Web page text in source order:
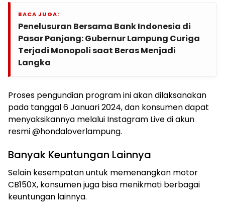
BACA JUGA:
Penelusuran Bersama Bank Indonesia di
Pasar Panjang: Gubernur Lampung Curiga
Terjadi Monopoli saat Beras Menjadi
Langka
Proses pengundian program ini akan dilaksanakan
pada tanggal 6 Januari 2024, dan konsumen dapat
menyaksikannya melalui Instagram Live di akun
resmi @hondaloverlampung.
Banyak Keuntungan Lainnya
Selain kesempatan untuk memenangkan motor
CB150X, konsumen juga bisa menikmati berbagai
keuntungan lainnya.